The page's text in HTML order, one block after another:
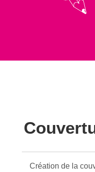
Création de la